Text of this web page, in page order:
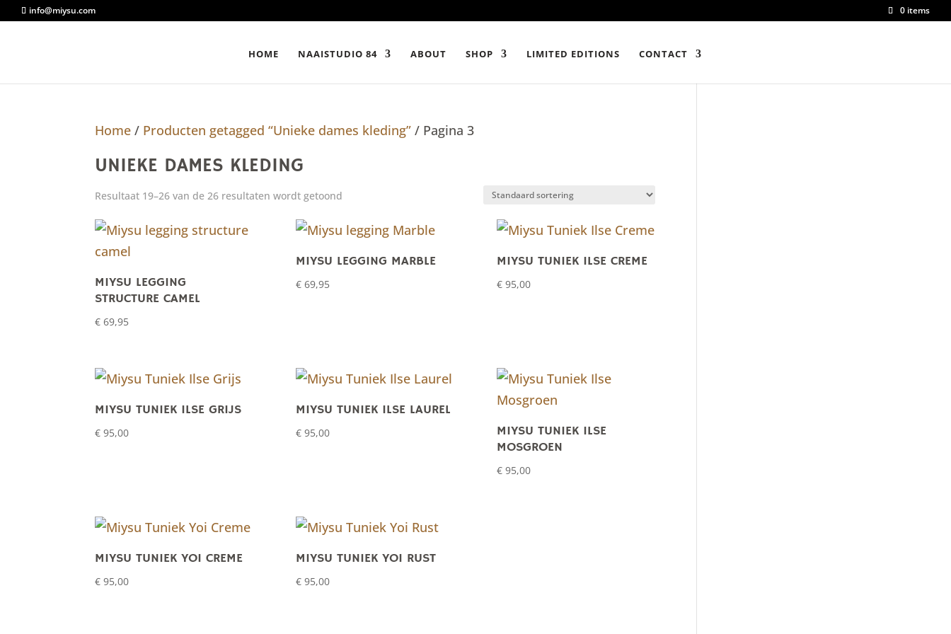
info@miysu.com 0 items
HOME NAAISTUDIO 84 ABOUT SHOP LIMITED EDITIONS CONTACT
Home / Producten getagged “Unieke dames kleding” / Pagina 3
UNIEKE DAMES KLEDING
Resultaat 19–26 van de 26 resultaten wordt getoond
MIYSU LEGGING
STRUCTURE CAMEL
€ 69,95
MIYSU LEGGING MARBLE
€69,95
MIYSU TUNIEK ILSE CREME
€95,00
MIYSU TUNIEK ILSE GRIJS
€ 95,00
MIYSU TUNIEK ILSE LAUREL
€95,00
MIYSU TUNIEK ILSE
MOSGROEN
€95,00
MIYSU TUNIEK YOI CREME
€ 95,00
MIYSU TUNIEK YOI RUST
€95,00